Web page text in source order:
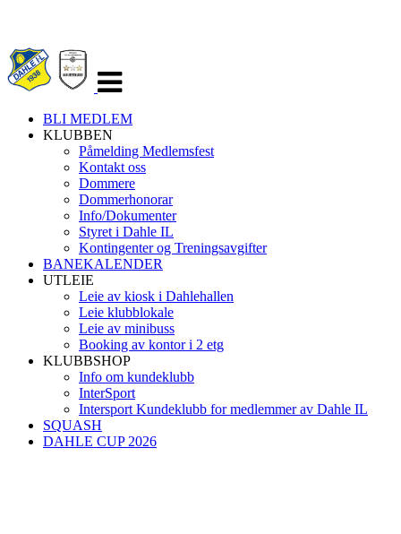
navigasjon
BLI MEDLEM
KLUBBEN
Påmelding Medlemsfest
Kontakt oss
Dommere
Dommerhonorar
Info/Dokumenter
Styret i Dahle IL
Kontingenter og Treningsavgifter
BANEKALENDER
UTLEIE
Leie av kiosk i Dahlehallen
Leie klubblokale
Leie av minibuss
Booking av kontor i 2 etg
KLUBBSHOP
Info om kundeklubb
InterSport
Intersport Kundeklubb for medlemmer av Dahle IL
SQUASH
DAHLE CUP 2026